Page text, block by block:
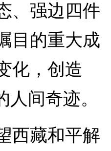
、强边四件
目的重大成
化，创造
间奇迹。
藏和平解